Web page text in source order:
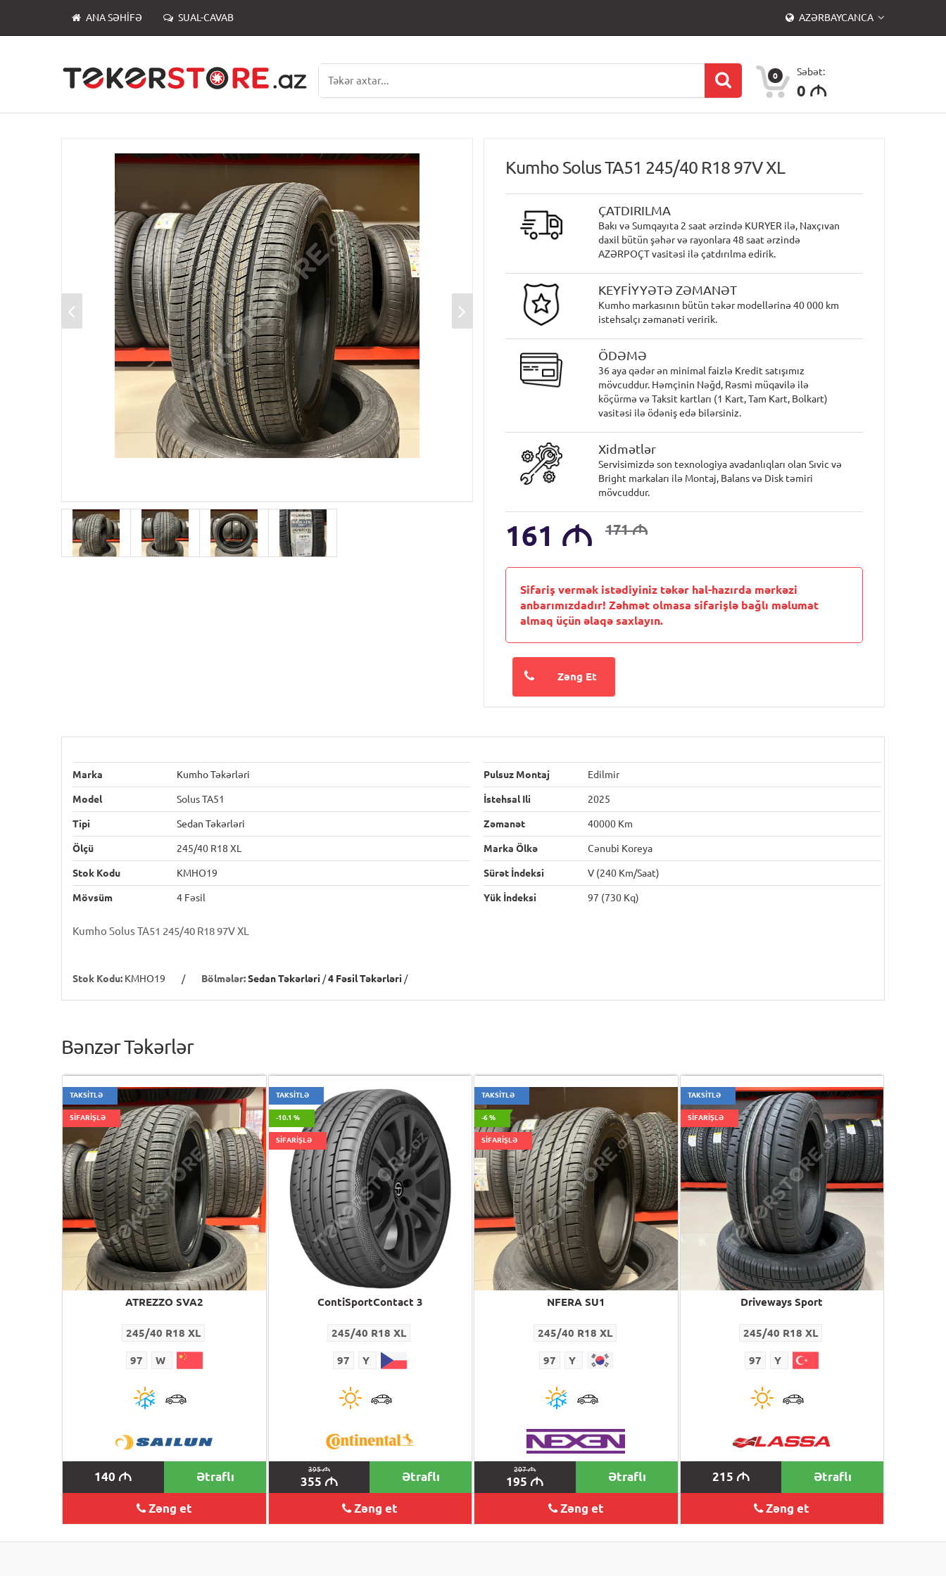
ANA SƏHIFƏ SUAL-CAVAB AZƏRBAYCANCA
0 Səbət:
0 M
Kumho Solus TA51 245/40 R18 97V XL
ÇATDIRILMA
Bakı və Sumqayıta 2 saat ərzində KURYER ilə, Naxçıvan
daxil bütün şəhər və rayonlara 48 saat ərzində
AZƏRPOÇT vasitəsi ilə çatdırılma edirik.
KEYFİYYƏTƏ ZƏMANƏT
Kumho markasının bütün təkər modellərinə 40 000 km
istehsalçı zəmanəti veririk.
ÖDƏMƏ
36 aya qədər ən minimal faizlə Kredit satışımız
mövcuddur. Həmçinin Nəğd, Rəsmi müqavilə ilə
köçürmə və Taksit kartları (1 Kart, Tam Kart, Bolkart)
vasitəsi ilə ödəniş edə bilərsiniz.
Xidmətlər
Servisimizdə son texnologiya avadanlıqları olan Sıvic və
Bright markaları ilə Montaj, Balans və Disk təmiri
mövcuddur.
161 M 171M
Sifariş vermək istədiyiniz təkər hal-hazırda mərkəzi
anbarımızdadır! Zəhmət olmasa sifarişlə bağlı məlumat
almaq üçün əlaqə saxlayın.
Zəng Et
Marka Kumho Təkərləri
Model Solus TA51
Tipi Sedan Təkərləri
Ölçü 245/40 R18 XL
Stok Kodu KMHO19
Mövsüm 4 Fəsil
Pulsuz Montaj Edilmir
İstehsal Ili 2025
Zəmanət 40000 Km
Marka Ölkə Cənubi Koreya
Sürət İndeksi V (240 Km/saat)
Yük İndeksi 97 (730 Kq)
Kumho Solus TA51 245/40 R18 97V XL
Stok Kodu: KMHO19 / Bölmələr:Sedan Təkərləri /4 Fəsil Təkərləri /
Bənzər Təkərlər
TAKSİTLƏ
SİFARİŞLƏ
ATREZZO SVA2
245/40 R18 XL
97 W
140 M Ətraflı
Zəng et
TAKSİTLƏ
-10.1 %
SİFARİŞLƏ
ContiSportContact 3
245/40 R18 XL
97 Y
395M
355 M Ətraflı
Zəng et
TAKSİTLƏ
-6 %
SİFARİŞLƏ
NFERA SU1
245/40 R18 XL
97 Y
207M
195 M Ətraflı
Zəng et
TAKSİTLƏ
SİFARİŞLƏ
Driveways Sport
245/40 R18 XL
97 Y
215 M Ətraflı
Zəng et